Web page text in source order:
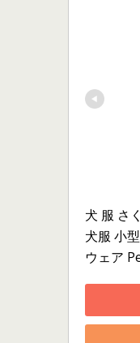
犬 服 さ
犬服 小
ウェア